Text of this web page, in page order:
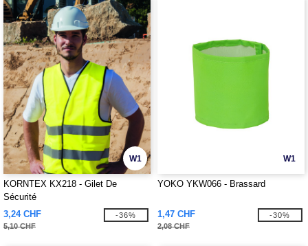
W1
KORNTEX KX218 - Gilet De
Sécurité
3,24 CHF
5,10 CHF
-36%
W1
YOKO YKW066 - Brassard
1,47 CHF
2,08 CHF
-30%